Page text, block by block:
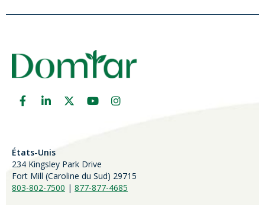
États-Unis
234 Kingsley Park Drive
Fort Mill (Caroline du Sud) 29715
803-802-7500 | 877-877-4685